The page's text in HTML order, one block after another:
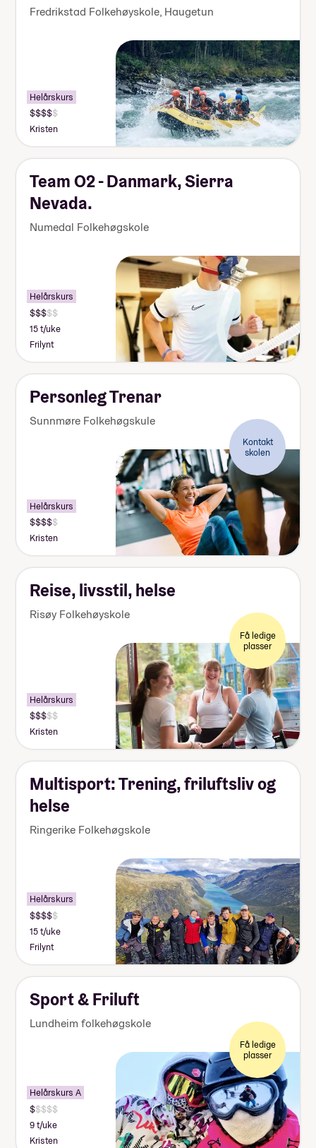
Fredrikstad Folkehøyskole, Haugetun
Helårskurs
Kristen
Team O2 - Danmark, Sierra
Nevada.
Numedal Folkehøgskole
Helårskurs
15 t/uke
Frilynt
Personleg Trenar
Sunnmøre Folkehøgskule
Kontakt
skolen
Helårskurs
Kristen
Reise, livsstil, helse
Risøy Folkehøyskole
Få ledige
plasser
Helårskurs
Kristen
Multisport: Trening, friluftsliv og
helse
Ringerike Folkehøgskole
Helårskurs
15 t/uke
Frilynt
Sport & Friluft
Lundheim folkehøgskole
Få ledige
plasser
Helårskurs A
9 t/uke
Kristen